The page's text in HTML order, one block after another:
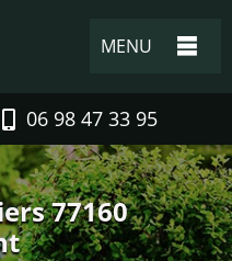
MENU
06 98 47 33 95
77160